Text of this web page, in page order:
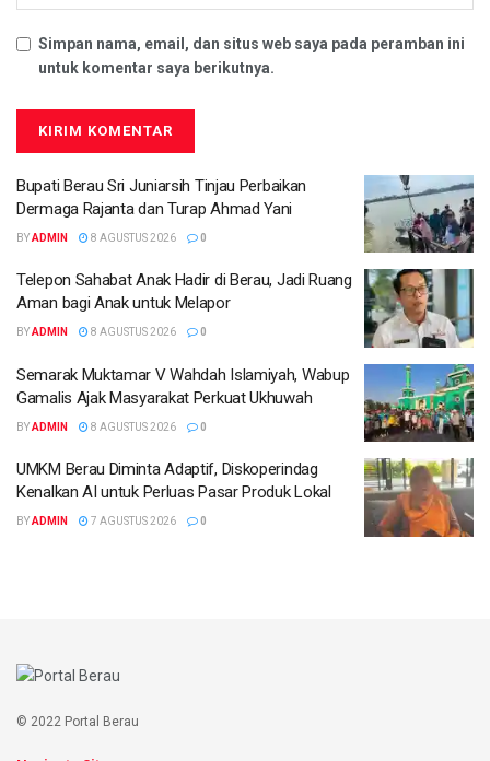
Simpan nama, email, dan situs web saya pada peramban ini
untuk komentar saya berikutnya.
Bupati Berau Sri Juniarsih Tinjau Perbaikan
Dermaga Rajanta dan Turap Ahmad Yani
BYADMIN 8 AGUSTUS 2026 0
Telepon Sahabat Anak Hadir di Berau, Jadi Ruang
Aman bagi Anak untuk Melapor
BYADMIN 8 AGUSTUS 2026 0
Semarak Muktamar V Wahdah Islamiyah, Wabup
Gamalis Ajak Masyarakat Perkuat Ukhuwah
BYADMIN 8 AGUSTUS 2026 0
UMKM Berau Diminta Adaptif, Diskoperindag
Kenalkan AI untuk Perluas Pasar Produk Lokal
BYADMIN 7 AGUSTUS 2026 0
© 2022 Portal Berau